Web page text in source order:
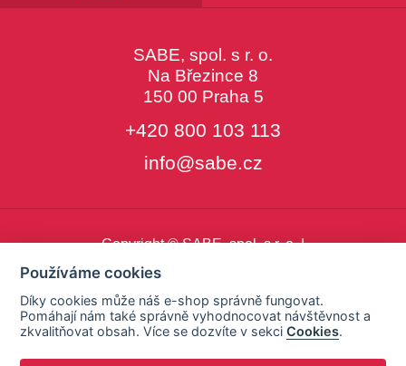
SABE, spol. s r. o.
Na Březince 8
150 00 Praha 5
+420 800 103 113
info@sabe.cz
Copyright © SABE, spol. s r. o. |
Používáme cookies
Díky cookies může náš e-shop správně fungovat.
Pomáhají nám také správně vyhodnocovat návštěvnost a
zkvalitňovat obsah. Více se dozvíte v sekciCookies.